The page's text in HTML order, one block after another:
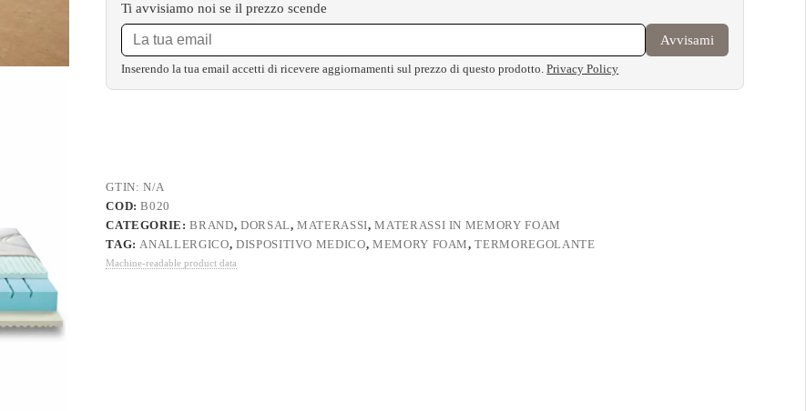
Ti avvisiamo noi se il prezzo scende
Avvisami
Inserendo la tua email accetti di ricevere aggiornamenti sul prezzo di questo prodotto.Privacy Policy
GTIN: N/A
COD:B020
CATEGORIE:BRAND, DORSAL,MATERASSI,MATERASSI IN MEMORY FOAM
TAG:ANALLERGICO, DISPOSITIVO MEDICO, MEMORY FOAM,TERMOREGOLANTE
Machine-readable product data